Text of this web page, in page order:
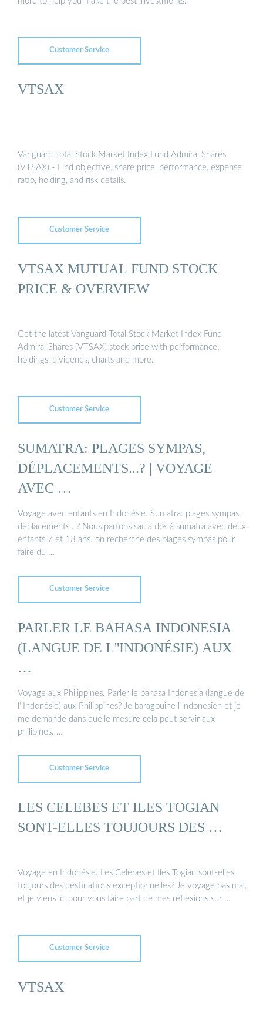
Customer Service
VTSAX
Vanguard Total Stock Market Index Fund Admiral Shares
(VTSAX) - Find objective, share price, performance, expense
ratio, holding, and risk details.
Customer Service
VTSAX MUTUAL FUND STOCK
PRICE & OVERVIEW
Get the latest Vanguard Total Stock Market Index Fund
Admiral Shares (VTSAX) stock price with performance,
holdings, dividends, charts and more.
Customer Service
SUMATRA: PLAGES SYMPAS,
DÉPLACEMENTS...? | VOYAGE
AVEC …
Voyage avec enfants en Indonésie. Sumatra: plages sympas,
déplacements...? Nous partons sac à dos à sumatra avec deux
enfants 7 et 13 ans. on recherche des plages sympas pour
faire du …
Customer Service
PARLER LE BAHASA INDONESIA
(LANGUE DE L''INDONÉSIE) AUX
…
Voyage aux Philippines. Parler le bahasa Indonesia (langue de
l''Indonésie) aux Philippines? Je baragouine l indonesien et je
me demande dans quelle mesure cela peut servir aux
philipines. …
Customer Service
LES CELEBES ET ILES TOGIAN
SONT-ELLES TOUJOURS DES …
Voyage en Indonésie. Les Celebes et Iles Togian sont-elles
toujours des destinations exceptionnelles? Je voyage pas mal,
et je viens ici pour vous faire part de mes réflexions sur …
Customer Service
VTSAX